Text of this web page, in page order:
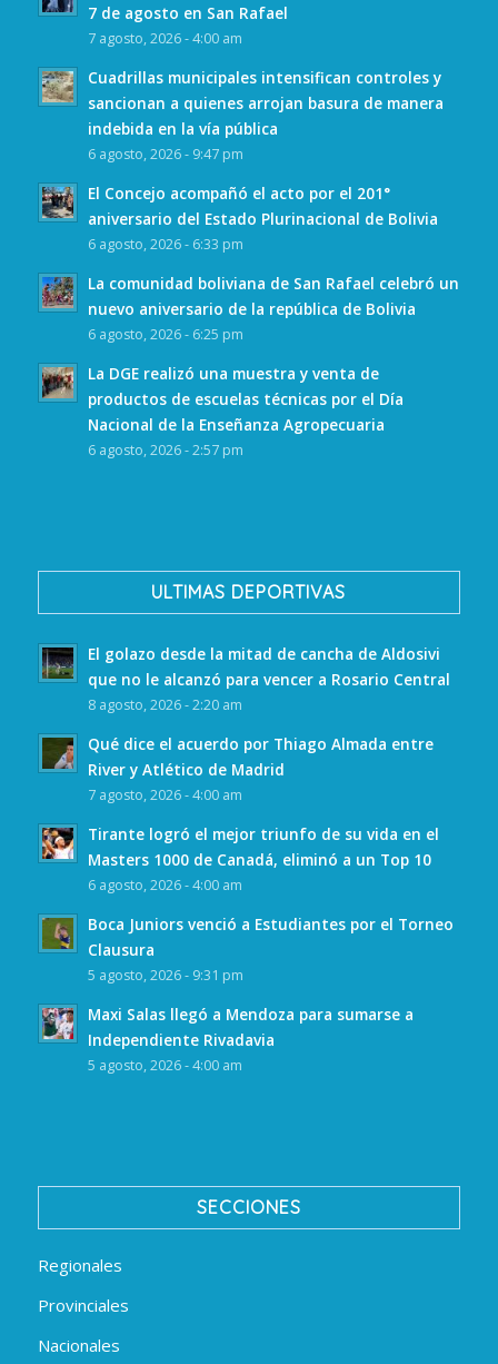
7 de agosto en San Rafael
7 agosto, 2026 - 4:00 am
Cuadrillas municipales intensifican controles y
sancionan a quienes arrojan basura de manera
indebida en la vía pública
6 agosto, 2026 - 9:47 pm
El Concejo acompañó el acto por el 201°
aniversario del Estado Plurinacional de Bolivia
6 agosto, 2026 - 6:33 pm
La comunidad boliviana de San Rafael celebró un
nuevo aniversario de la república de Bolivia
6 agosto, 2026 - 6:25 pm
La DGE realizó una muestra y venta de
productos de escuelas técnicas por el Día
Nacional de la Enseñanza Agropecuaria
6 agosto, 2026 - 2:57 pm
ULTIMAS DEPORTIVAS
El golazo desde la mitad de cancha de Aldosivi
que no le alcanzó para vencer a Rosario Central
8 agosto, 2026 - 2:20 am
Qué dice el acuerdo por Thiago Almada entre
River y Atlético de Madrid
7 agosto, 2026 - 4:00 am
Tirante logró el mejor triunfo de su vida en el
Masters 1000 de Canadá, eliminó a un Top 10
6 agosto, 2026 - 4:00 am
Boca Juniors venció a Estudiantes por el Torneo
Clausura
5 agosto, 2026 - 9:31 pm
Maxi Salas llegó a Mendoza para sumarse a
Independiente Rivadavia
5 agosto, 2026 - 4:00 am
SECCIONES
Regionales
Provinciales
Nacionales